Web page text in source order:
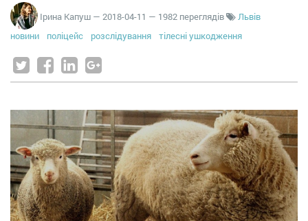
Ірина Капуш — 2018-04-11 — 1982 переглядів
Львів
новини
поліцейс розслідування тілесні ушкодження